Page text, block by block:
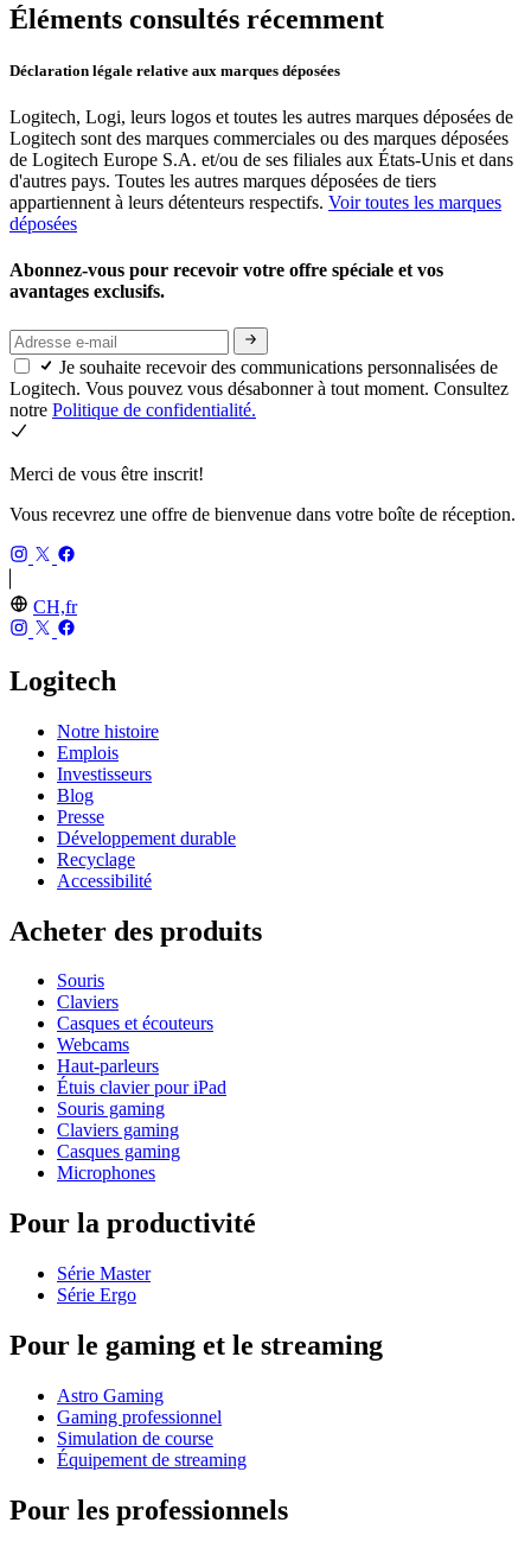
Éléments consultés récemment
Déclaration légale relative aux marques déposées
Logitech, Logi, leurs logos et toutes les autres marques déposées de
Logitech sont des marques commerciales ou des marques déposées
de Logitech Europe S.A. et/ou de ses filiales aux États-Unis et dans
d'autres pays. Toutes les autres marques déposées de tiers
appartiennent à leurs détenteurs respectifs. Voir toutes les marques
déposées
Abonnez-vous pour recevoir votre offre spéciale et vos
avantages exclusifs.
Je souhaite recevoir des communications personnalisées de
Logitech. Vous pouvez vous désabonner à tout moment. Consultez
notre Politique de confidentialité.
Merci de vous être inscrit!
Vous recevrez une offre de bienvenue dans votre boîte de réception.
CH,fr
Logitech
Notre histoire
Emplois
Investisseurs
Blog
Presse
Développement durable
Recyclage
Accessibilité
Acheter des produits
Souris
Claviers
Casques et écouteurs
Webcams
Haut-parleurs
Étuis clavier pour iPad
Souris gaming
Claviers gaming
Casques gaming
Microphones
Pour la productivité
Série Master
Série Ergo
Pour le gaming et le streaming
Astro Gaming
Gaming professionnel
Simulation de course
Équipement de streaming
Pour les professionnels